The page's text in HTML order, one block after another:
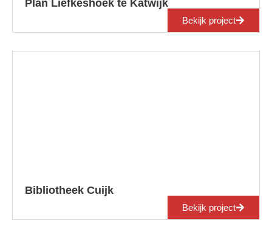
Plan Liefkeshoek te Katwijk
Bekijk project
Bibliotheek Cuijk
Bekijk project